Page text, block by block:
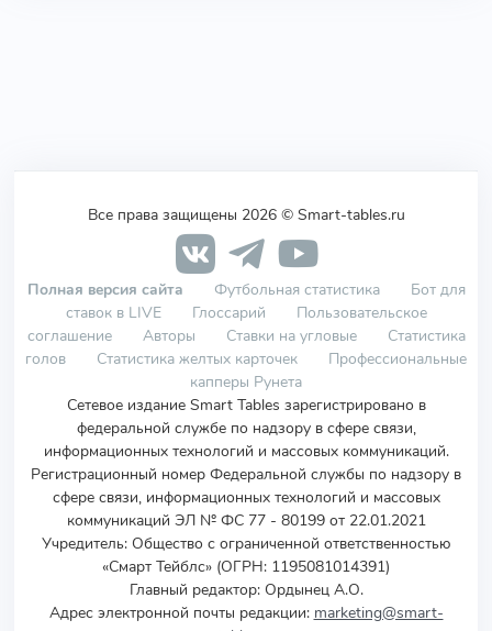
Все права защищены 2026 © Smart-tables.ru
Полная версия сайта Футбольная статистика
Бот для
ставок в LIVE
Глоссарий
Пользовательское
соглашение
Авторы Ставки на угловые
Статистика
голов
Статистика желтых карточек
Профессиональные
капперы Рунета
Сетевое издание Smart Tables зарегистрировано в
федеральной службе по надзору в сфере связи,
информационных технологий и массовых коммуникаций.
Регистрационный номер Федеральной службы по надзору в
сфере связи, информационных технологий и массовых
коммуникаций ЭЛ № ФС 77 - 80199 от 22.01.2021
Учредитель: Общество с ограниченной ответственностью
«Смарт Тейблс» (ОГРН: 1195081014391)
Главный редактор: Ордынец А.О.
Адрес электронной почты редакции: marketing@smart-